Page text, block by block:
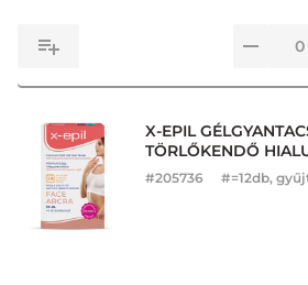
X-EPIL
TÖRLŐKENDŐ
#205736 #=12db,